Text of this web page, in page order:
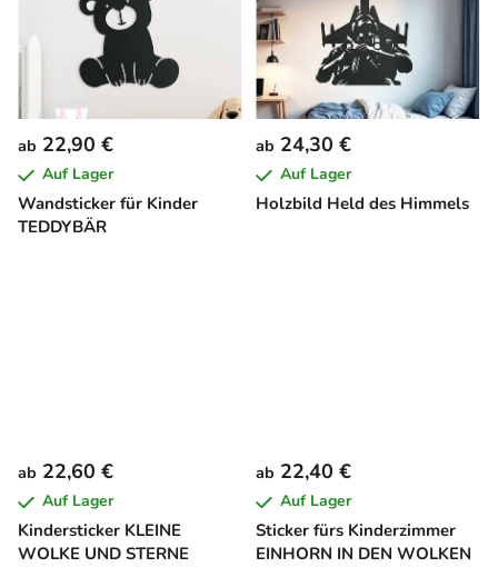
Wandsticker für Kinder
TEDDYBÄR
ab 22,90 €
Auf Lager
Holzbild Held des Himmels
ab 24,30 €
Auf Lager
Kindersticker KLEINE
WOLKE UND STERNE
ab 22,60 €
Auf Lager
Sticker fürs Kinderzimmer
EINHORN IN DEN WOLKEN
ab 22,40 €
Auf Lager